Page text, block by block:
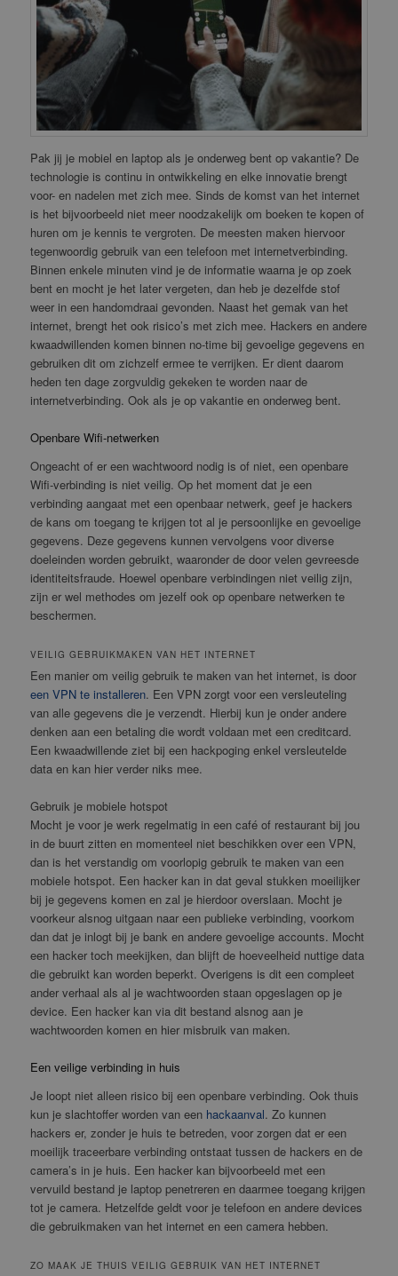
Pak jij je mobiel en laptop als je onderweg bent op vakantie? De
technologie is continu in ontwikkeling en elke innovatie brengt
voor- en nadelen met zich mee. Sinds de komst van het internet
is het bijvoorbeeld niet meer noodzakelijk om boeken te kopen of
huren om je kennis te vergroten. De meesten maken hiervoor
tegenwoordig gebruik van een telefoon met internetverbinding.
Binnen enkele minuten vind je de informatie waarna je op zoek
bent en mocht je het later vergeten, dan heb je dezelfde stof
weer in een handomdraai gevonden. Naast het gemak van het
internet, brengt het ook risico’s met zich mee. Hackers en andere
kwaadwillenden komen binnen no-time bij gevoelige gegevens en
gebruiken dit om zichzelf ermee te verrijken. Er dient daarom
heden ten dage zorgvuldig gekeken te worden naar de
internetverbinding. Ook als je op vakantie en onderweg bent.
Openbare Wifi-netwerken
Ongeacht of er een wachtwoord nodig is of niet, een openbare
Wifi-verbinding is niet veilig. Op het moment dat je een
verbinding aangaat met een openbaar netwerk, geef je hackers
de kans om toegang te krijgen tot al je persoonlijke en gevoelige
gegevens. Deze gegevens kunnen vervolgens voor diverse
doeleinden worden gebruikt, waaronder de door velen gevreesde
identiteitsfraude. Hoewel openbare verbindingen niet veilig zijn,
zijn er wel methodes om jezelf ook op openbare netwerken te
beschermen.
VEILIG GEBRUIKMAKEN VAN HET INTERNET
Een manier om veilig gebruik te maken van het internet, is door
een VPN te installeren. Een VPN zorgt voor een versleuteling
van alle gegevens die je verzendt. Hierbij kun je onder andere
denken aan een betaling die wordt voldaan met een creditcard.
Een kwaadwillende ziet bij een hackpoging enkel versleutelde
data en kan hier verder niks mee.
Gebruik je mobiele hotspot
Mocht je voor je werk regelmatig in een café of restaurant bij jou
in de buurt zitten en momenteel niet beschikken over een VPN,
dan is het verstandig om voorlopig gebruik te maken van een
mobiele hotspot. Een hacker kan in dat geval stukken moeilijker
bij je gegevens komen en zal je hierdoor overslaan. Mocht je
voorkeur alsnog uitgaan naar een publieke verbinding, voorkom
dan dat je inlogt bij je bank en andere gevoelige accounts. Mocht
een hacker toch meekijken, dan blijft de hoeveelheid nuttige data
die gebruikt kan worden beperkt. Overigens is dit een compleet
ander verhaal als al je wachtwoorden staan opgeslagen op je
device. Een hacker kan via dit bestand alsnog aan je
wachtwoorden komen en hier misbruik van maken.
Een veilige verbinding in huis
Je loopt niet alleen risico bij een openbare verbinding. Ook thuis
kun je slachtoffer worden van een hackaanval. Zo kunnen
hackers er, zonder je huis te betreden, voor zorgen dat er een
moeilijk traceerbare verbinding ontstaat tussen de hackers en de
camera’s in je huis. Een hacker kan bijvoorbeeld met een
vervuild bestand je laptop penetreren en daarmee toegang krijgen
tot je camera. Hetzelfde geldt voor je telefoon en andere devices
die gebruikmaken van het internet en een camera hebben.
ZO MAAK JE THUIS VEILIG GEBRUIK VAN HET INTERNET